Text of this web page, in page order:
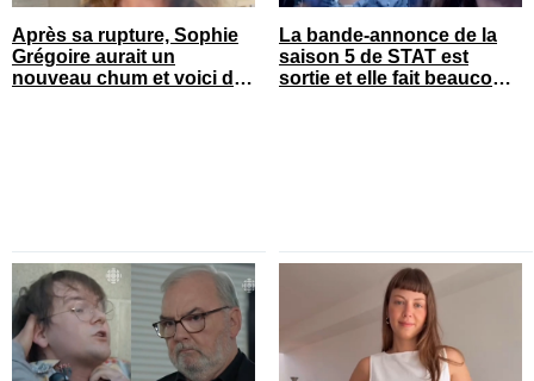
Après sa rupture, Sophie
Grégoire aurait un
nouveau chum et voici de
La bande-annonce de la
saison 5 de STAT est
sortie et elle fait beaucoup